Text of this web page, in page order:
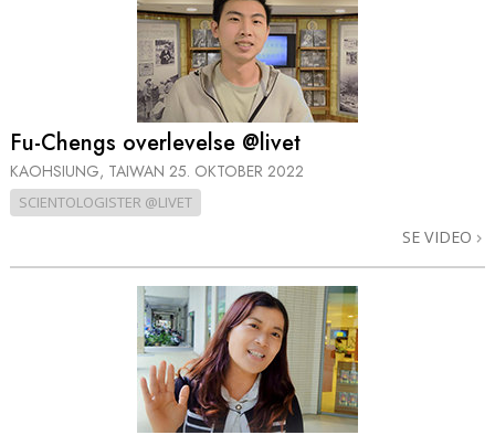
Fu-Chengs overlevelse @livet
KAOHSIUNG, TAIWAN 25. OKTOBER 2022
SCIENTOLOGISTER @LIVET
SE VIDEO